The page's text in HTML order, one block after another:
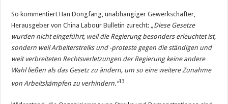
So kommentiert Han Dongfang, unabhängiger Gewerkschafter,
Herausgeber von China Labour Bulletin zurecht: „Diese Gesetze
wurden nicht eingeführt, weil die Regierung besonders erleuchtet ist,
sondern weil Arbeiterstreiks und -proteste gegen die ständigen und
weit verbreiteten Rechtsverletzungen der Regierung keine andere
Wahl ließen als das Gesetz zu ändern, um so eine weitere Zunahme
von Arbeitskämpfen zu verhindern.“13